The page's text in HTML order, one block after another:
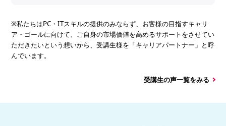
※私たちはPC・ITスキルの提供のみならず、お客様の目指すキャリ
ア・ゴールに向けて、ご自身の市場価値を高めるサポートをさせてい
ただきたいという想いから、受講生様を「キャリアパートナー」と呼
んでいます。
受講生の声一覧をみる